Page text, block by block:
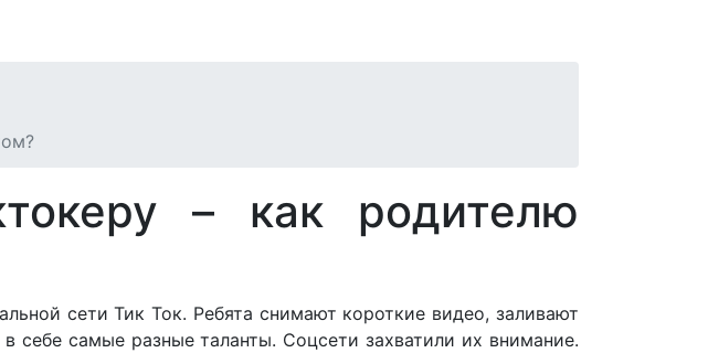
– как родителю
сети Тик Ток. Ребята снимают короткие видео, заливают
самые разные таланты. Соцсети захватили их внимание.